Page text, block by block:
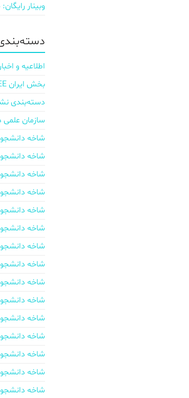
وبینار
اطلاعیه و اخبار
بخش ایران IEEE
دسته‌بندی
سازمان
شاخه
شاخه
شاخه
شاخه
شاخه
شاخه
شاخه
شاخه
شاخه
شاخه
شاخه
شاخه
شاخه
شاخه
شاخه